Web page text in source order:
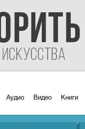
Аудио Видео Книги